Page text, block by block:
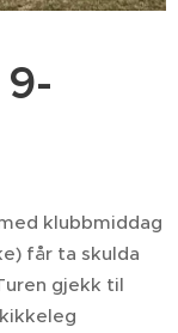
klubbmiddag
får ta skulda
gjekk til